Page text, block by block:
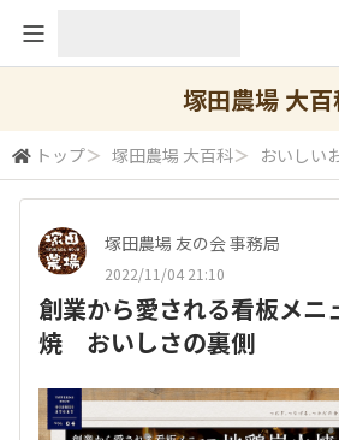
塚田農場 大百
トップ＞ 塚田農場 大百科＞ おいしい
塚田農場 友の会 事務局
2022/11/04 21:10
創業から愛される看板メニ
焼 おいしさの裏側